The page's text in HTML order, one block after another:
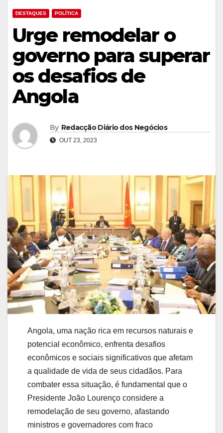
DESTAQUES POLÍTICA
Urge remodelar o
governo para superar
os desafios de
Angola
By Redacção Diário dos Negócios
OUT 23, 2023
Angola, uma nação rica em recursos naturais e
potencial econômico, enfrenta desafios
econômicos e sociais significativos que afetam
a qualidade de vida de seus cidadãos. Para
combater essa situação, é fundamental que o
Presidente João Lourenço considere a
remodelação de seu governo, afastando
ministros e governadores com fraco